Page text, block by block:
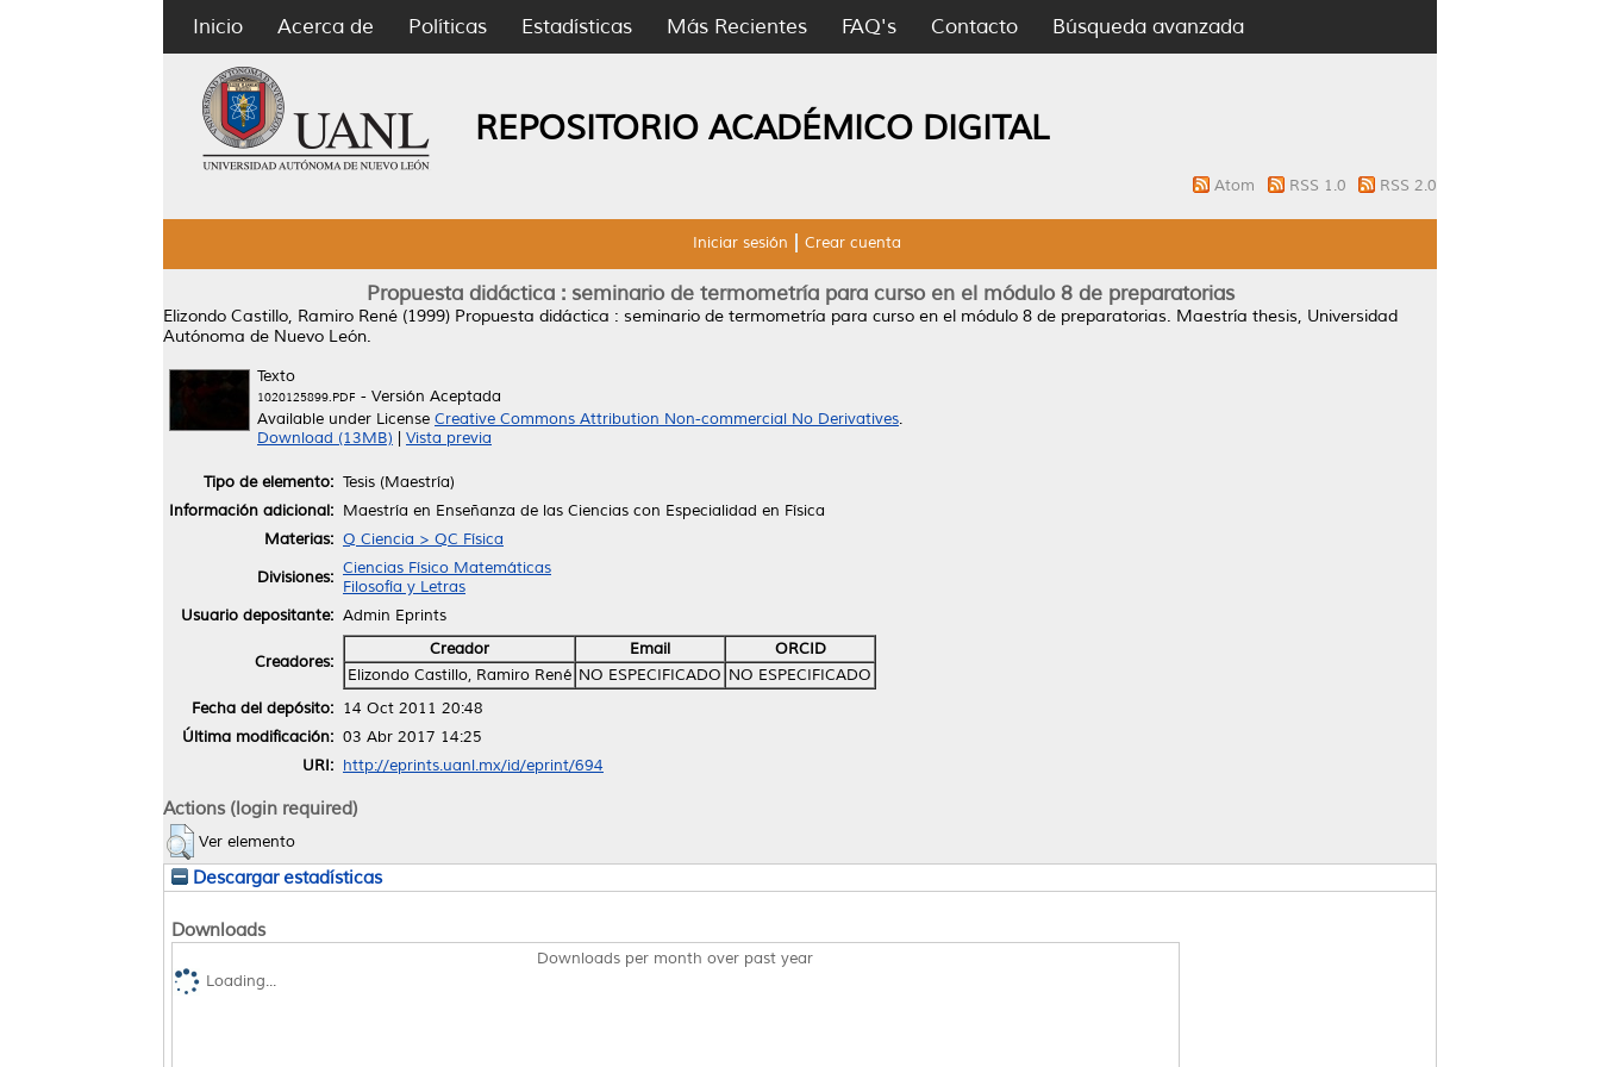
Inicio Acerca de Políticas Estadísticas Más Recientes FAQ's Contacto Búsqueda avanzada
REPOSITORIO ACADÉMICO DIGITAL
Atom RSS 1.0 RSS 2.0
Iniciar sesión Crear cuenta
Propuesta didáctica : seminario de termometría para curso en el módulo 8 de preparatorias
Elizondo Castillo, Ramiro René (1999) Propuesta didáctica : seminario de termometría para curso en el módulo 8 de preparatorias. Maestría thesis, Universidad
Autónoma de Nuevo León.
Texto
1020125899.PDF - Versión Aceptada
Available under License Creative Commons Attribution Non-commercial No Derivatives.
Download (13MB)
Vista previa
Tipo de elemento: Tesis (Maestría)
Información adicional: Maestría en Enseñanza de las Ciencias con Especialidad en Física
Materias: Q Ciencia > QC Física
Divisiones: Ciencias Físico Matemáticas
Filosofía y Letras
Usuario depositante: Admin Eprints
Creadores:
Creador Email
ORCID
Elizondo Castillo, Ramiro René NO ESPECIFICADO NO ESPECIFICADO
Fecha del depósito: 14 Oct 2011 20:48
Última modificación: 03 Abr 2017 14:25
URI: http://eprints.uanl.mx/id/eprint/694
Actions (login required)
Ver elemento
Descargar estadísticas
Downloads
Downloads per month over past year
Loading...